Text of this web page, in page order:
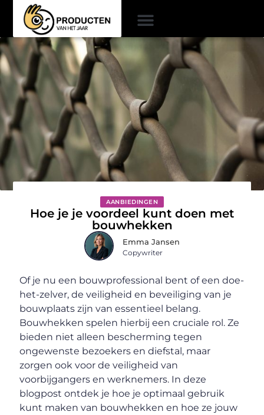
AANBIEDINGEN
Hoe je je voordeel kunt doen met
bouwhekken
Emma Jansen
Copywriter
Of je nu een bouwprofessional bent of een doe-
het-zelver, de veiligheid en beveiliging van je
bouwplaats zijn van essentieel belang.
Bouwhekken spelen hierbij een cruciale rol. Ze
bieden niet alleen bescherming tegen
ongewenste bezoekers en diefstal, maar
zorgen ook voor de veiligheid van
voorbijgangers en werknemers. In deze
blogpost ontdek je hoe je optimaal gebruik
kunt maken van bouwhekken en hoe ze jouw